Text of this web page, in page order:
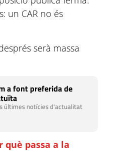
un CAR no és
serà massa
a font preferida de
últimes notícies d'actualitat
què passa a la